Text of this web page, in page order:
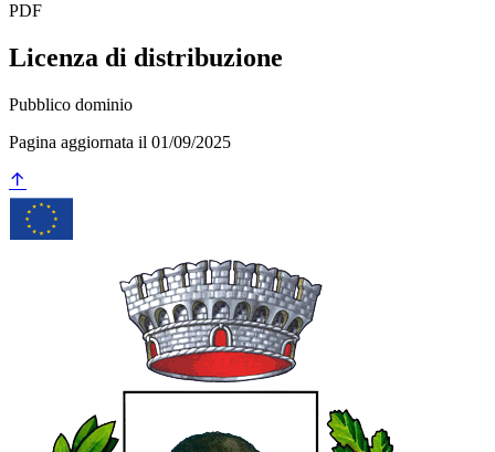
PDF
Licenza di distribuzione
Pubblico dominio
Pagina aggiornata il 01/09/2025